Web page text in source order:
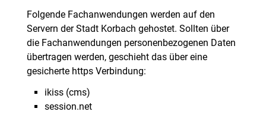
Folgende Fachanwendungen werden auf den
Servern der Stadt Korbach gehostet. Sollten über
die Fachanwendungen personenbezogenen Daten
übertragen werden, geschieht das über eine
gesicherte https Verbindung:
ikiss (cms)
session.net